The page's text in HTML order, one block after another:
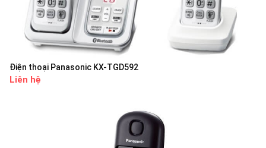
Điện thoại Panasonic KX-TGD592
Liên hệ